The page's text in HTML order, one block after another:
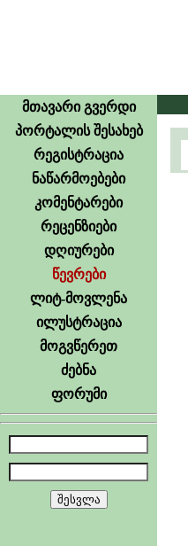
მთავარი გვერდი
პორტალის შესახებ
რეგისტრაცია
ნაწარმოებები
კომენტარები
რეცენზიები
დღიურები
წევრები
ლიტ-მოვლენა
ილუსტრაცია
მოგვწერეთ
ძებნა
ფორუმი